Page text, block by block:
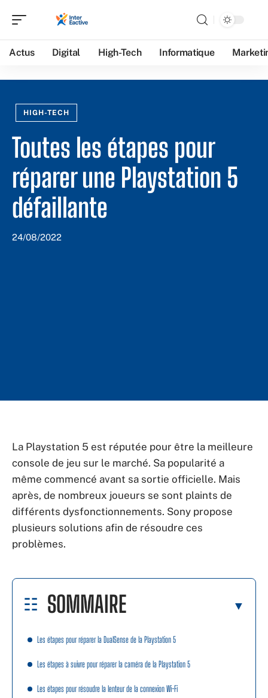
Actus Digital High-Tech Informatique
HIGH-TECH
Toutes les étapes pour
réparer une Playstation 5
défaillante
24/08/2022
La Playstation 5 est réputée pour être la meilleure
console de jeu sur le marché. Sa popularité a
même commencé avant sa sortie officielle. Mais
après, de nombreux joueurs se sont plaints de
différents dysfonctionnements. Sony propose
plusieurs solutions afin de résoudre ces
problèmes.
SOMMAIRE
Les étapes pour réparer la DualSense de la Playstation 5
Les étapes à suivre pour réparer la caméra de la Playstation 5
Les étapes pour résoudre la lenteur de la connexion Wi-Fi